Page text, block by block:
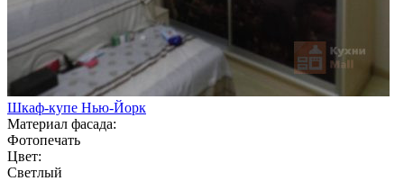
Шкаф-купе Нью-Йорк
Материал фасада:
Фотопечать
Цвет:
Светлый